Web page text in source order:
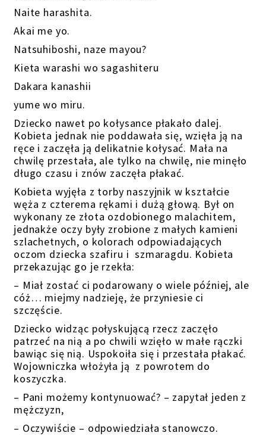
Naite harashita.
Akai me yo.
Natsuhiboshi, naze mayou?
Kieta warashi wo sagashiteru
Dakara kanashii
yume wo miru.
Dziecko nawet po kołysance płakało dalej.
Kobieta jednak nie poddawała się, wzięła ją na
ręce i zaczęła ją delikatnie kołysać. Mała na
chwilę przestała, ale tylko na chwilę, nie minęło
długo czasu i znów zaczęła płakać.
Kobieta wyjęła z torby naszyjnik w kształcie
węża z czterema rękami i dużą głową. Był on
wykonany ze złota ozdobionego malachitem,
jednakże oczy były zrobione z małych kamieni
szlachetnych, o kolorach odpowiadających
oczom dziecka szafiru i szmaragdu. Kobieta
przekazując go je rzekła:
– Miał zostać ci podarowany o wiele później, ale
cóż… miejmy nadzieję, że przyniesie ci
szczęście.
Dziecko widząc połyskującą rzecz zaczęło
patrzeć na nią a po chwili wzięło w małe rączki
bawiąc się nią. Uspokoiła się i przestała płakać.
Wojowniczka włożyła ją z powrotem do
koszyczka.
– Pani możemy kontynuować? – zapytał jeden z
mężczyzn,
– Oczywiście – odpowiedziała stanowczo.